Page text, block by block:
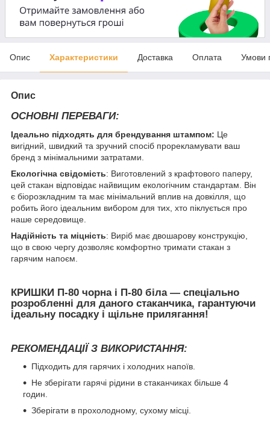
Опис Характеристики Доставка Оплата Умови
Опис
ОСНОВНІ ПЕРЕВАГИ:
Ідеально підходять для брендування штампом: Це
вигідний, швидкий та зручний спосіб прорекламувати ваш
бренд з мінімальними затратами.
Екологічна свідомість: Виготовлений з крафтового паперу,
цей стакан відповідає найвищим екологічним стандартам. Він
є біорозкладним та має мінімальний вплив на довкілля, що
робить його ідеальним вибором для тих, хто піклується про
наше середовище.
Надійність та міцність: Виріб має двошарову конструкцію,
що в свою чергу дозволяє комфортно тримати стакан з
гарячим напоєм.
КРИШКИ П-80 чорнаі П-80 біла— спеціально
розробленні для даного стаканчика, гарантуючи
ідеальну посадку і щільне прилягання!
РЕКОМЕНДАЦІЇ З ВИКОРИСТАННЯ:
Підходить для гарячих і холодних напоїв.
Не зберігати гарячі рідини в стаканчиках більше 4
годин.
Зберігати в прохолодному, сухому місці.